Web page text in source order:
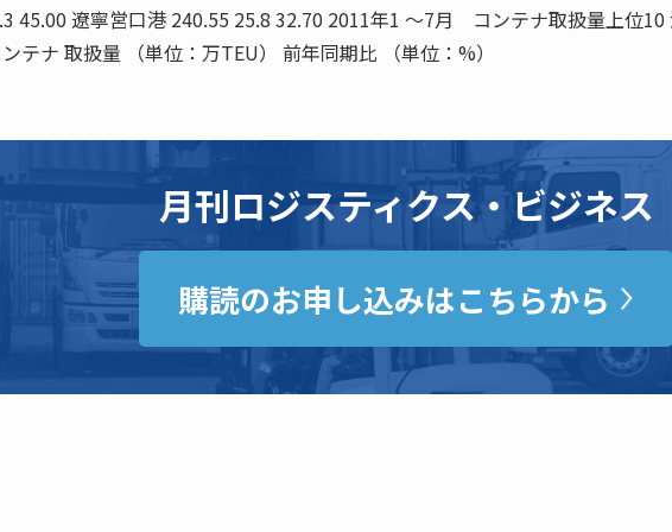
45.00 遼寧営口港 240.55 25.8 32.70 2011年1 〜7月 コンテナ取扱量上位10
テナ 取扱量 （単位：万TEU） 前年同期比 （単位：%）
月刊ロジスティクス・ビジネス
購読のお申し込みはこちらから